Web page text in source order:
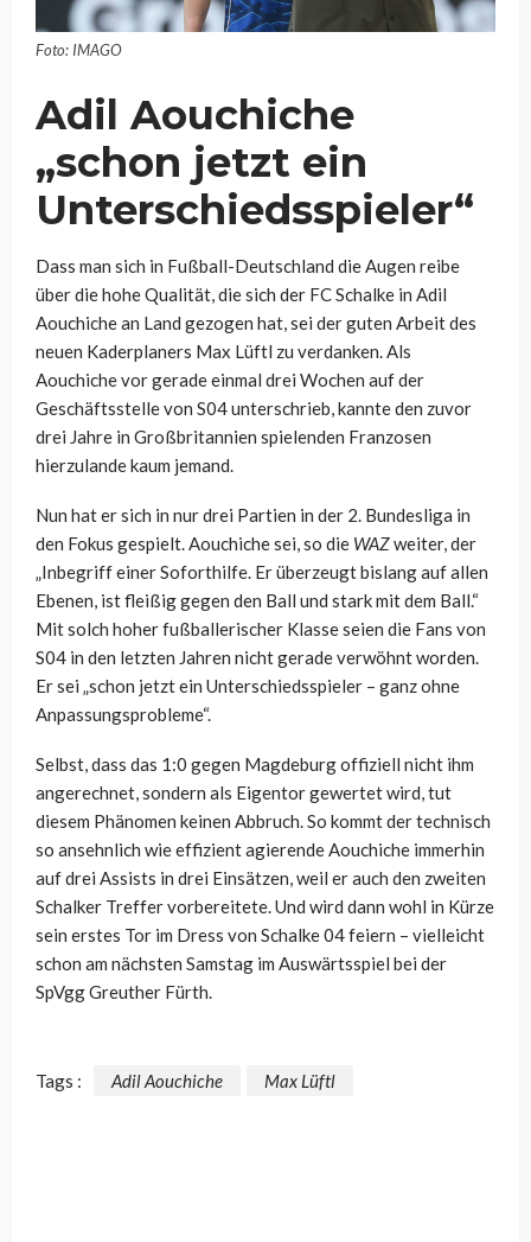
Foto: IMAGO
Adil Aouchiche
„schon jetzt ein
Unterschiedsspieler“
Dass man sich in Fußball-Deutschland die Augen reibe
über die hohe Qualität, die sich der FC Schalke in Adil
Aouchiche an Land gezogen hat, sei der guten Arbeit des
neuen Kaderplaners Max Lüftl zu verdanken. Als
Aouchiche vor gerade einmal drei Wochen auf der
Geschäftsstelle von S04 unterschrieb, kannte den zuvor
drei Jahre in Großbritannien spielenden Franzosen
hierzulande kaum jemand.
Nun hat er sich in nur drei Partien in der 2. Bundesliga in
den Fokus gespielt. Aouchiche sei, so die WAZweiter, der
„Inbegriff einer Soforthilfe. Er überzeugt bislang auf allen
Ebenen, ist fleißig gegen den Ball und stark mit dem Ball.“
Mit solch hoher fußballerischer Klasse seien die Fans von
S04 in den letzten Jahren nicht gerade verwöhnt worden.
Er sei „schon jetzt ein Unterschiedsspieler – ganz ohne
Anpassungsprobleme“.
Selbst, dass das 1:0 gegen Magdeburg offiziell nicht ihm
angerechnet, sondern als Eigentor gewertet wird, tut
diesem Phänomen keinen Abbruch. So kommt der technisch
so ansehnlich wie effizient agierende Aouchiche immerhin
auf drei Assists in drei Einsätzen, weil er auch den zweiten
Schalker Treffer vorbereitete. Und wird dann wohl in Kürze
sein erstes Tor im Dress von Schalke 04 feiern – vielleicht
schon am nächsten Samstag im Auswärtsspiel bei der
SpVgg Greuther Fürth.
Tags : Adil Aouchiche Max Lüftl